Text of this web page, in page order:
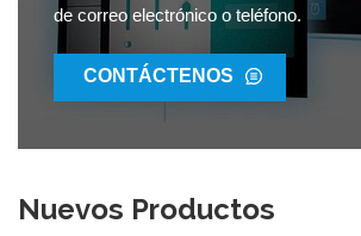
de correo electrónico o teléfono.
CONTÁCTENOS
Nuevos Productos